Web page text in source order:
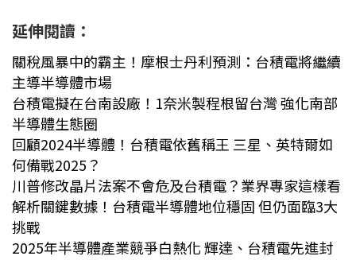
延伸閱讀：
關稅風暴中的霸主！摩根士丹利預測：台積電將繼續
主導半導體市場
台積電擬在台南設廠！1奈米製程根留台灣 強化南部
半導體生態圈
回顧2024半導體！台積電依舊稱王 三星、英特爾如
何備戰2025？
川普修改晶片法案不會危及台積電？業界專家這樣看
解析關鍵數據！台積電半導體地位穩固 但仍面臨3大
挑戰
2025年半導體產業競爭白熱化 輝達、台積電先進封